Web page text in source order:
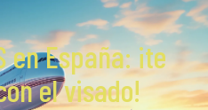
en España: ¡te
el visado!